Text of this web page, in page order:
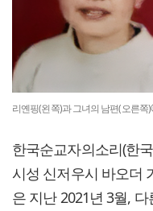
리옌핑(왼쪽)과 그녀의 남편(오른쪽
한국순교자의소리(한
시성 신저우시 바오더
은 지난 2021년 3월,